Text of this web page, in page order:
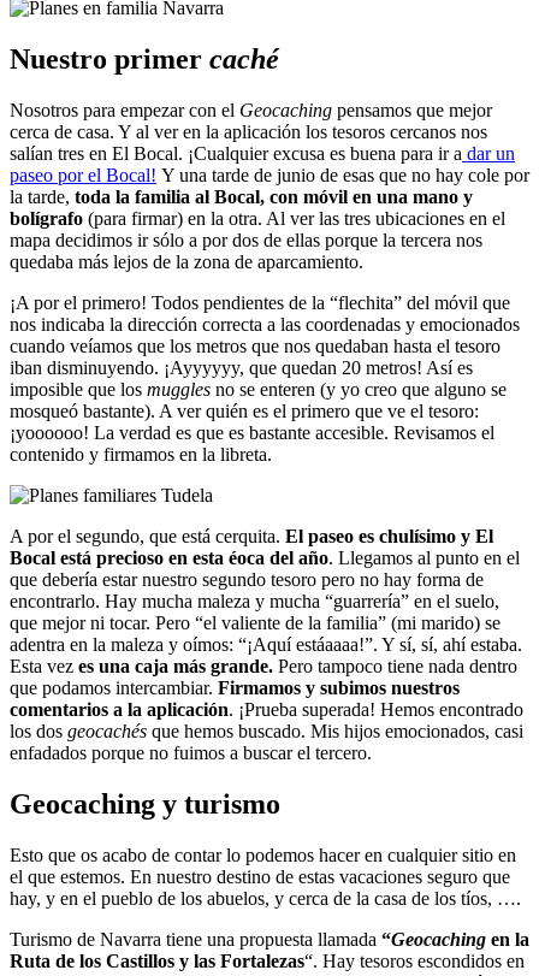
Nuestro primer caché
Nosotros para empezar con el Geocaching pensamos que mejor
cerca de casa. Y al ver en la aplicación los tesoros cercanos nos
salían tres en El Bocal. ¡Cualquier excusa es buena para ir a dar un
paseo por el Bocal! Y una tarde de junio de esas que no hay cole por
la tarde, toda la familia al Bocal, con móvil en una mano y
bolígrafo (para firmar) en la otra. Al ver las tres ubicaciones en el
mapa decidimos ir sólo a por dos de ellas porque la tercera nos
quedaba más lejos de la zona de aparcamiento.
¡A por el primero! Todos pendientes de la “flechita” del móvil que
nos indicaba la dirección correcta a las coordenadas y emocionados
cuando veíamos que los metros que nos quedaban hasta el tesoro
iban disminuyendo. ¡Ayyyyyy, que quedan 20 metros! Así es
imposible que los muggles no se enteren (y yo creo que alguno se
mosqueó bastante). A ver quién es el primero que ve el tesoro:
¡yoooooo! La verdad es que es bastante accesible. Revisamos el
contenido y firmamos en la libreta.
A por el segundo, que está cerquita. El paseo es chulísimo y El
Bocal está precioso en esta éoca del año. Llegamos al punto en el
que debería estar nuestro segundo tesoro pero no hay forma de
encontrarlo. Hay mucha maleza y mucha “guarrería” en el suelo,
que mejor ni tocar. Pero “el valiente de la familia” (mi marido) se
adentra en la maleza y oímos: “¡Aquí estáaaaa!”. Y sí, sí, ahí estaba.
Esta vez es una caja más grande. Pero tampoco tiene nada dentro
que podamos intercambiar. Firmamos y subimos nuestros
comentarios a la aplicación. ¡Prueba superada! Hemos encontrado
los dos geocachés que hemos buscado. Mis hijos emocionados, casi
enfadados porque no fuimos a buscar el tercero.
Geocaching y turismo
Esto que os acabo de contar lo podemos hacer en cualquier sitio en
el que estemos. En nuestro destino de estas vacaciones seguro que
hay, y en el pueblo de los abuelos, y cerca de la casa de los tíos, ….
Turismo de Navarra tiene una propuesta llamada “Geocaching en la
Ruta de los Castillos y las Fortalezas“. Hay tesoros escondidos en